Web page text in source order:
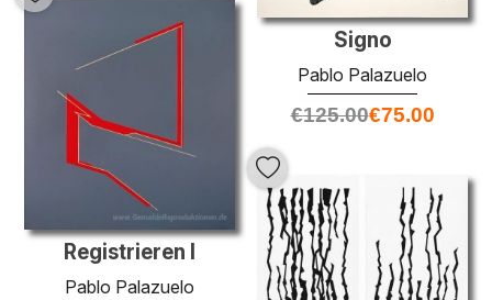
Signo
Pablo Palazuelo
€125.00€75.00
Registrieren I
Pablo Palazuelo